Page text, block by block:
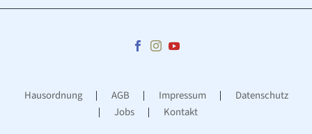
Hausordnung AGB Impressum
Datenschutz
Jobs
Kontakt